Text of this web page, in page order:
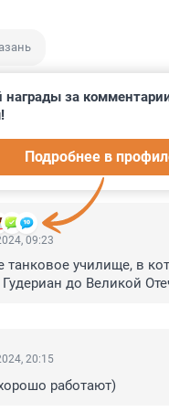
74
награды за
Подробнее в
09:23
танковое училище, в
до Великой
20:15
работают)